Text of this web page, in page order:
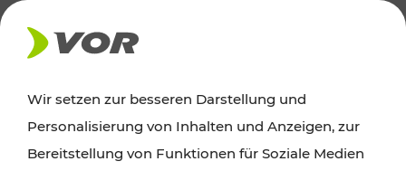
AKTUELLES
Ausflugstipps
Wir setzen zur besseren Darstellung und
Personalisierung von Inhalten und Anzeigen, zur
Bereitstellung von Funktionen für Soziale Medien